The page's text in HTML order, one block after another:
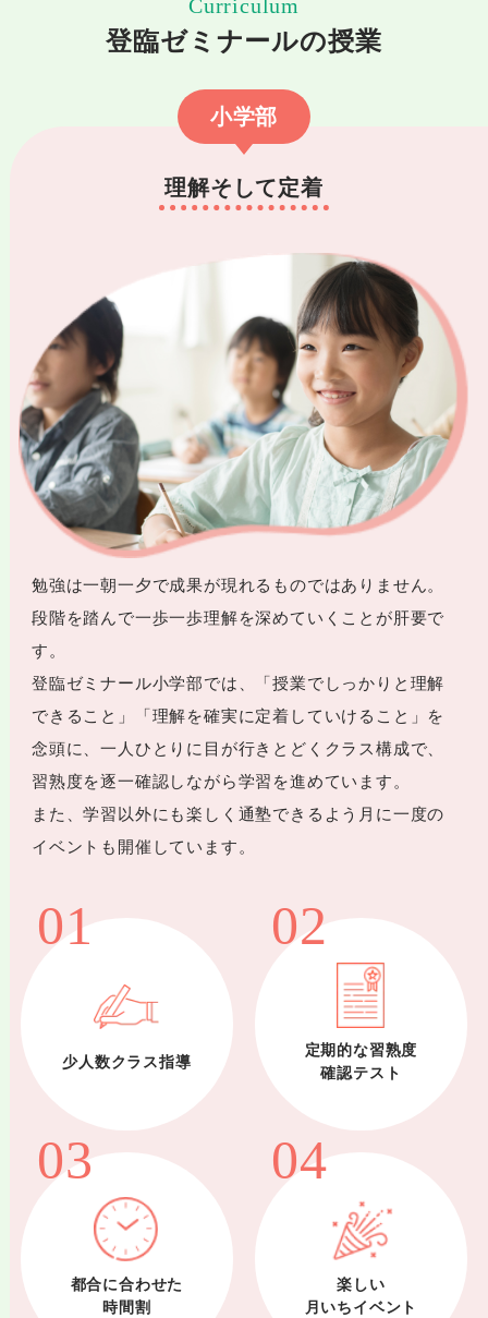
Curriculum
登臨ゼミナールの授業
小学部
理解そして定着
勉強は一朝一夕で成果が現れるものではありません。
段階を踏んで一歩一歩理解を深めていくことが肝要で
す。
登臨ゼミナール小学部では、「授業でしっかりと理解
できること」「理解を確実に定着していけること」を
念頭に、一人ひとりに目が行きとどくクラス構成で、
習熟度を逐一確認しながら学習を進めています。
また、学習以外にも楽しく通塾できるよう月に一度の
イベントも開催しています。
01
少人数クラス指導
02
定期的な習熟度
確認テスト
03
都合に合わせた
時間割
04
楽しい
月いちイベント